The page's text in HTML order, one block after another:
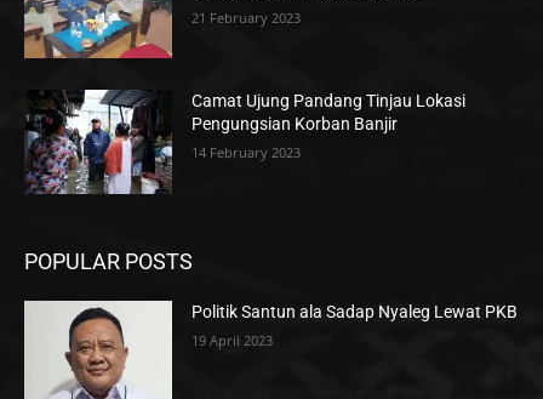
21 February 2023
Camat Ujung Pandang Tinjau Lokasi
Pengungsian Korban Banjir
14 February 2023
POPULAR POSTS
Politik Santun ala Sadap Nyaleg Lewat PKB
19 April 2023